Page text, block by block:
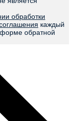
обработки
каждый
обратной